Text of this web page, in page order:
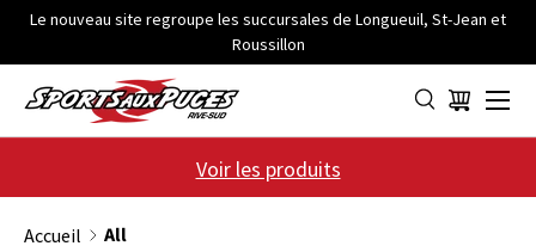
ALLER AU CONTENU
Le nouveau site regroupe les succursales de Longueuil, St-Jean et
Roussillon
Panier
Menu
Voir les produits
Accueil All